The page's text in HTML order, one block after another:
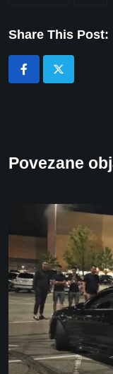
Share This Post:
Povezane